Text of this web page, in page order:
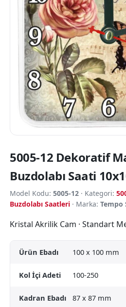
5005-12 Dekoratif
Buzdolabı Saati
Model Kodu: 5005-12 · Kategori:
Buzdolabı Saatleri · Marka: Tempo
Kristal Akrilik Cam · Standart
Ürün Ebadı 100 x 100 mm
Kol İçi Adeti 100-250
Kadran Ebadı 87 x 87 mm